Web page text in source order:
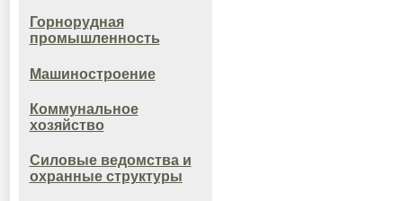
Горнорудная
промышленность
Машиностроение
Коммунальное
хозяйство
Силовые ведомства и
охранные структуры